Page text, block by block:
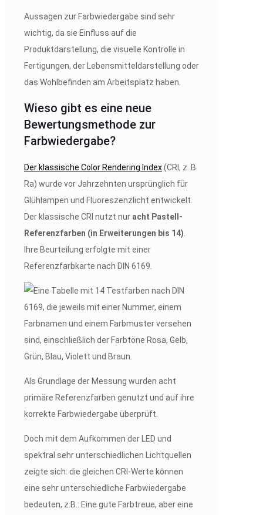
Aussagen zur Farbwiedergabe sind sehr
wichtig, da sie Einfluss auf die
Produktdarstellung, die visuelle Kontrolle in
Fertigungen, der Lebensmitteldarstellung oder
das Wohlbefinden am Arbeitsplatz haben.
Wieso gibt es eine neue
Bewertungsmethode zur
Farbwiedergabe?
Der klassische Color Rendering Index(CRI, z. B.
Ra) wurde vor Jahrzehnten ursprünglich für
Glühlampen und Fluoreszenzlicht entwickelt.
Der klassische CRI nutzt nur acht Pastell-
Referenzfarben (in Erweiterungen bis 14)
Ihre Beurteilung erfolgte mit einer
Referenzfarbkarte nach DIN 6169.
Als Grundlage der Messung wurden acht
primäre Referenzfarben genutzt und auf ihre
korrekte Farbwiedergabe überprüft.
Doch mit dem Aufkommen der LED und
spektral sehr unterschiedlichen Lichtquellen
zeigte sich: die gleichen CRI-Werte können
eine sehr unterschiedliche Farbwiedergabe
bedeuten, z.B.: Eine gute Farbtreue, aber eine